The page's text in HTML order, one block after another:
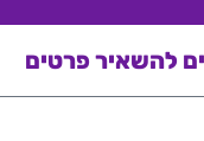
להשאיר פרטים